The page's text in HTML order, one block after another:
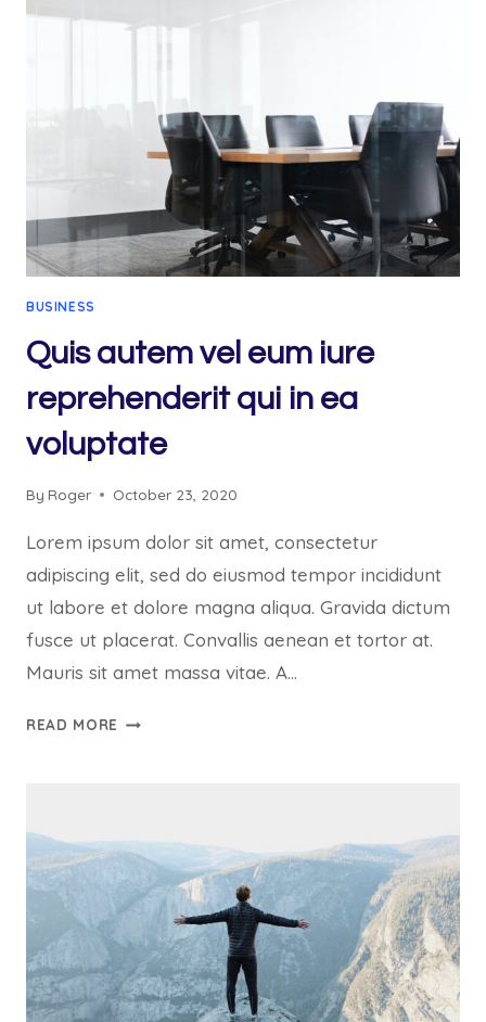
ACCUSAMUS
ODIO
DIGNISSIMOS
DUCIMUS
BUSINESS
Quis autem vel eum iure
reprehenderit qui in ea
voluptate
By Roger October 23, 2020
Lorem ipsum dolor sit amet, consectetur
adipiscing elit, sed do eiusmod tempor incididunt
ut labore et dolore magna aliqua. Gravida dictum
fusce ut placerat. Convallis aenean et tortor at.
Mauris sit amet massa vitae. A…
READ MORE QUIS
REPREHENDERIT
QUI
VOLUPTATE